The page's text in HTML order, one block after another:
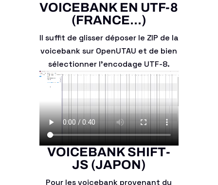
VOICEBANK EN UTF-8
(FRANCE...)
Il suffit de glisser déposer le ZIP de la
voicebank sur OpenUTAU et de bien
sélectionner l'encodage UTF-8.
VOICEBANK SHIFT-
JS (JAPON)
Pour les voicebank provenant du